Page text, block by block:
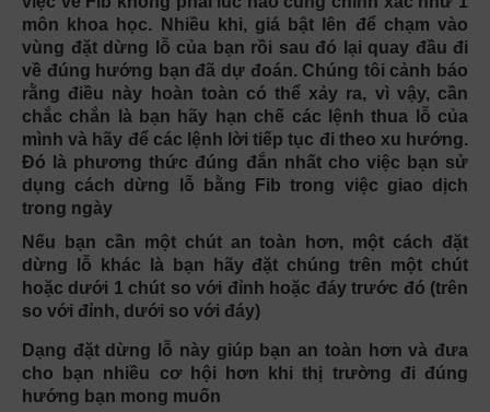
môn khoa học. Nhiều khi, giá bật lên để chạm vào
vùng đặt dừng lỗ của bạn rồi sau đó lại quay đầu đi
về đúng hướng bạn đã dự đoán. Chúng tôi cảnh báo
rằng điều này hoàn toàn có thể xảy ra, vì vậy, cần
chắc chắn là bạn hãy hạn chế các lệnh thua lỗ của
mình và hãy để các lệnh lời tiếp tục đi theo xu hướng.
Đó là phương thức đúng đắn nhất cho việc bạn sử
dụng cách dừng lỗ bằng Fib trong việc giao dịch
trong ngày
Nếu bạn cần một chút an toàn hơn, một cách đặt
dừng lỗ khác là bạn hãy đặt chúng trên một chút
hoặc dưới 1 chút so với đỉnh hoặc đáy trước đó (trên
so với đỉnh, dưới so với đáy)
Dạng đặt dừng lỗ này giúp bạn an toàn hơn và đưa
cho bạn nhiều cơ hội hơn khi thị trường đi đúng
hướng bạn mong muốn